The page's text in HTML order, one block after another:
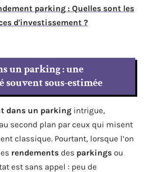
parking : Quelles sont les
d'investissement ?
un parking : une
sous-estimée
dans un parking intrigue,
second plan par ceux qui misent
classique. Pourtant, lorsque l’on
rendements des parkings ou
est sans appel : peu de